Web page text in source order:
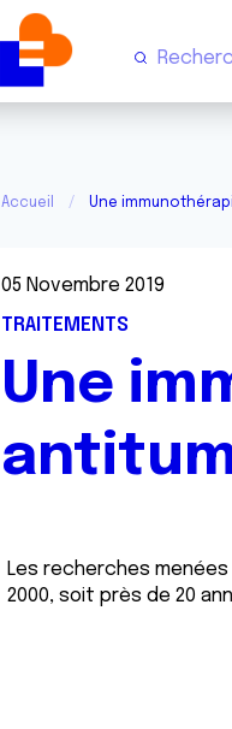
Accueil Une
05 Novembre 2019
TRAITEMENTS
Une
Les recherches menées
2000, soit près de 20